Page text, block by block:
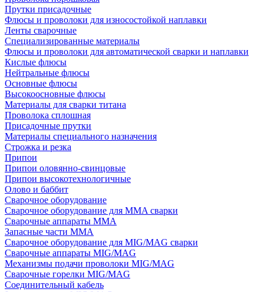
Прутки присадочные
Флюсы и проволоки для износостойкой наплавки
Ленты сварочные
Специализированные материалы
Флюсы и проволоки для автоматической сварки и наплавки
Кислые флюсы
Нейтральные флюсы
Основные флюсы
Высокоосновные флюсы
Материалы для сварки титана
Проволока сплошная
Присадочные прутки
Материалы специального назначения
Строжка и резка
Припои
Припои оловянно-свинцовые
Припои высокотехнологичные
Олово и баббит
Сварочное оборудование
Сварочное оборудование для MMA сварки
Сварочные аппараты MMA
Запасные части MMA
Сварочное оборудование для MIG/MAG сварки
Сварочные аппараты MIG/MAG
Механизмы подачи проволоки MIG/MAG
Сварочные горелки MIG/MAG
Соединительный кабель